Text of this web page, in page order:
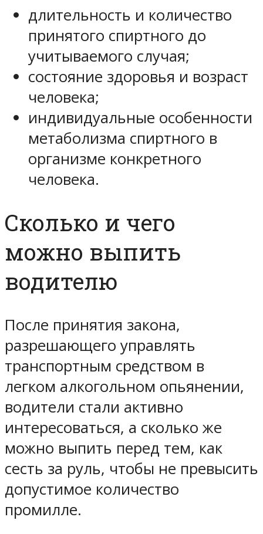
длительность и количество
принятого спиртного до
учитываемого случая;
состояние здоровья и возраст
человека;
индивидуальные особенности
метаболизма спиртного в
организме конкретного
человека.
Сколько и чего
можно выпить
водителю
После принятия закона,
разрешающего управлять
транспортным средством в
легком алкогольном опьянении,
водители стали активно
интересоваться, а сколько же
можно выпить перед тем, как
сесть за руль, чтобы не превысить
допустимое количество
промилле.